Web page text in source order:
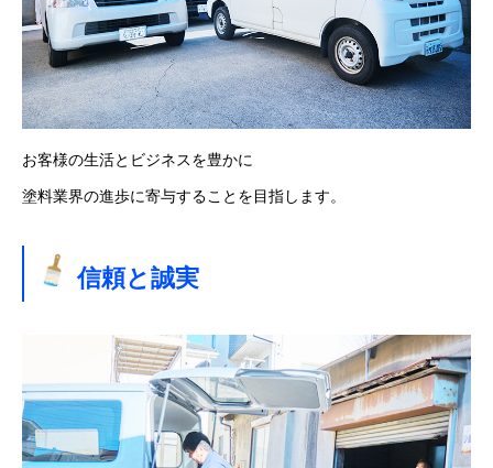
事業者向けサービス
個人向けサービス
お客様の生活とビジネスを豊かに
塗料業界の進歩に寄与することを目指します。
信頼と誠実